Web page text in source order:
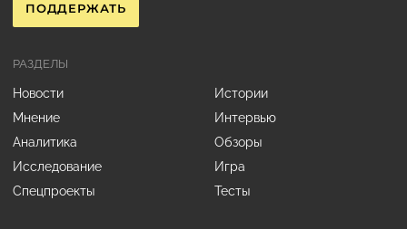
ПОДДЕРЖАТЬ
РАЗДЕЛЫ
Новости
Истории
Мнение
Интервью
Аналитика
Обзоры
Исследование
Игра
Спецпроекты
Тесты